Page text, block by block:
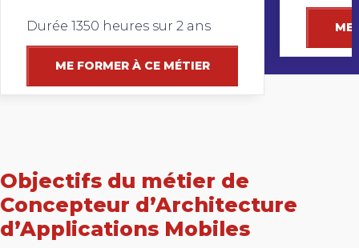
Durée 1350 heures sur 2 ans
ME FORMER À CE MÉTIER
ME
Objectifs du métier de
Concepteur d’Architecture
d’Applications Mobiles